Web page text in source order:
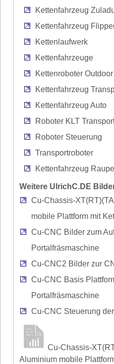
Kettenfahrzeug
Kettenfahrzeug
Kettenlaufwerk
Kettenfahrzeuge
Kettenroboter Outdoor
Kettenfahrzeug
Kettenfahrzeug Auto
Roboter KLT
Roboter Steuerung
Transportroboter
Kettenfahrzeug
Weitere UlrichC.DE
Cu-Chassis-
mobile Plattform mit
Cu-CNC Bilder zum
Portalfräsmaschine
Cu-CNC2 Bilder zur
Cu-CNC Basis
Portalfräsmaschine
Cu-CNC Steuerung
Cu-Chassis-
Aluminium mobile